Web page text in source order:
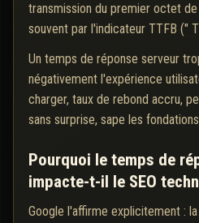
transmission du premier octet
souvent par l'indicateur TTFB ("
Un temps de réponse serveur
négativement l'expérience
charger, taux de rebond accru,
sans surprise, sape les fondations
Pourquoi le temps de
impacte-t-il le SEO
Google l'affirme explicitement :